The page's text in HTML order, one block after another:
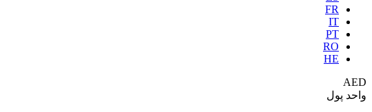
FR
IT
PT
RO
HE
AED
واحد پول